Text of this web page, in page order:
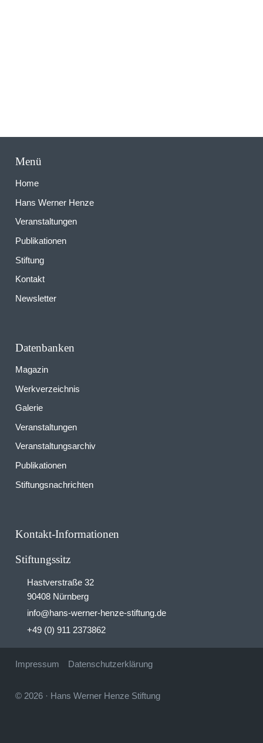
Menü
Home
Hans Werner Henze
Veranstaltungen
Publikationen
Stiftung
Kontakt
Newsletter
Datenbanken
Magazin
Werkverzeichnis
Galerie
Veranstaltungen
Veranstaltungsarchiv
Publikationen
Stiftungsnachrichten
Kontakt-Informationen
Stiftungssitz
Hastverstraße 32
90408 Nürnberg
info@hans-werner-henze-stiftung.de
+49 (0) 911 2373862
Impressum Datenschutzerklärung
© 2026 · Hans Werner Henze Stiftung